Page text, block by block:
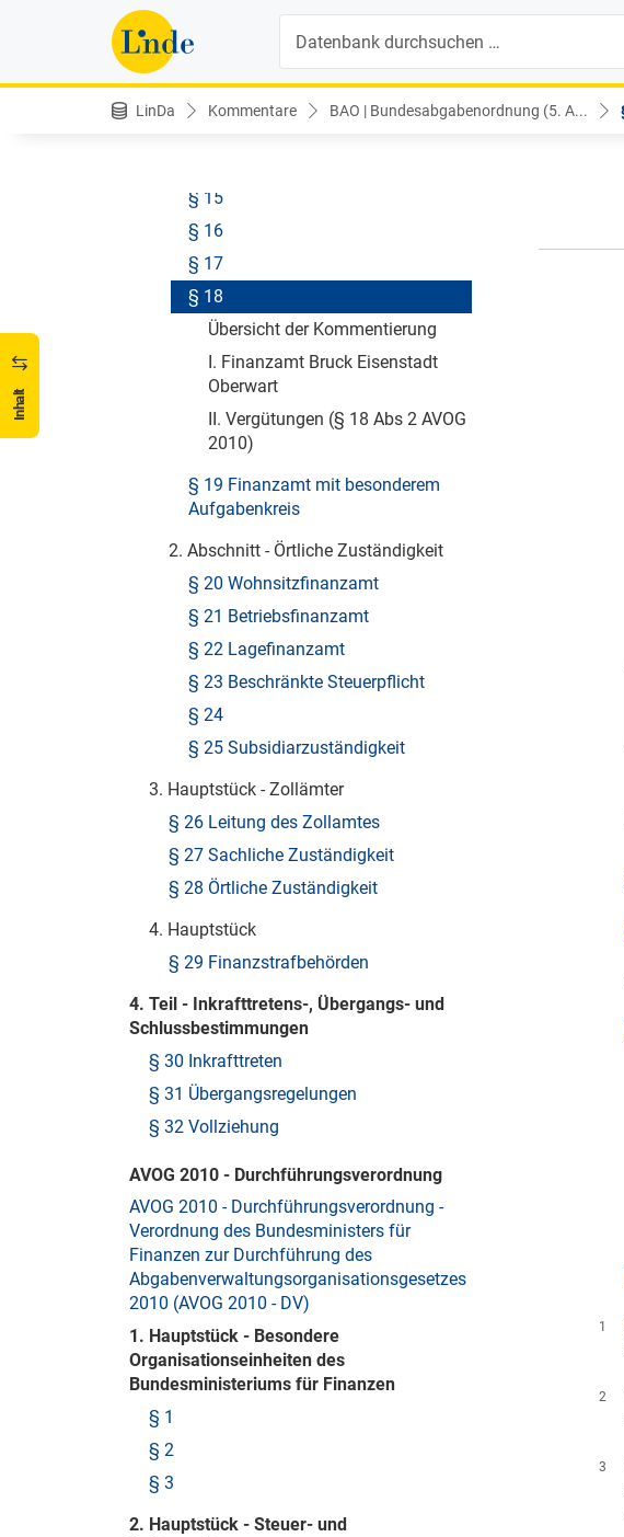
LinDa Kommentare BAO | Bundesabgabenordnung (5. A...
Inhalt
§ 12 Finanzpolizei
1. Abschnitt - Sachliche Zuständigkeit
§ 13 Finanzämter mit allgemeinem
Aufgabenkreis
§ 15
§ 16
§ 17
§ 18
Übersicht der Kommentierung
I. Finanzamt Bruck Eisenstadt
Oberwart
II. Vergütungen (§ 18 Abs 2 AVOG
2010)
§ 19 Finanzamt mit besonderem
Aufgabenkreis
2. Abschnitt - Örtliche Zuständigkeit
§ 20 Wohnsitzfinanzamt
§ 21 Betriebsfinanzamt
§ 22 Lagefinanzamt
§ 23 Beschränkte Steuerpflicht
§ 24
§ 25 Subsidiarzuständigkeit
3. Hauptstück - Zollämter
§ 26 Leitung des Zollamtes
§ 27 Sachliche Zuständigkeit
§ 28 Örtliche Zuständigkeit
4. Hauptstück
§ 29 Finanzstrafbehörden
4. Teil - Inkrafttretens-, Übergangs- und
Schlussbestimmungen
§ 30 Inkrafttreten
§ 31 Übergangsregelungen
§ 32 Vollziehung
AVOG 2010 - Durchführungsverordnung
AVOG 2010 - Durchführungsverordnung -
Verordnung des Bundesministers für
Finanzen zur Durchführung des
Abgabenverwaltungsorganisationsgesetzes
2010 (AVOG 2010 - DV)
1. Hauptstück - Besondere
Organisationseinheiten des
Bundesministeriums für Finanzen
§ 1
§ 2
§ 3
2. Hauptstück - Steuer- und
1
2
3